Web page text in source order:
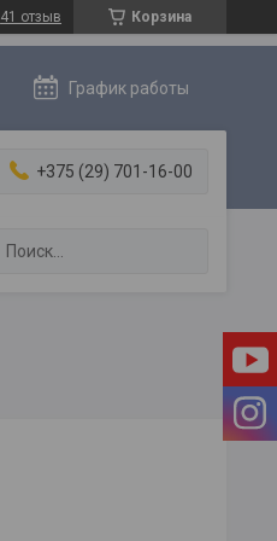
Корзина
41 отзыв
График работы
+375 (29) 701-16-00